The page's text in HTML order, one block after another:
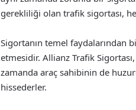
gerekliliği olan trafik sigortası,
Sigortanın temel faydalarından
etmesidir. Allianz Trafik
zamanda araç sahibinin de
hissederler.